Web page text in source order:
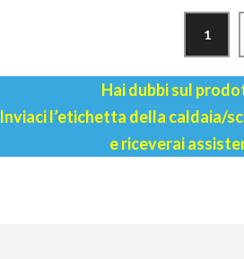
1
Hai dubbi sul
Inviaci l’etichetta della caldaia/
e riceverai